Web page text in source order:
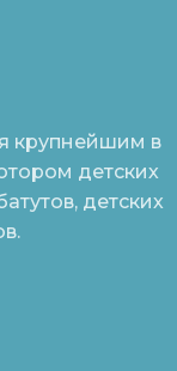
крупнейшим в
детских
детских